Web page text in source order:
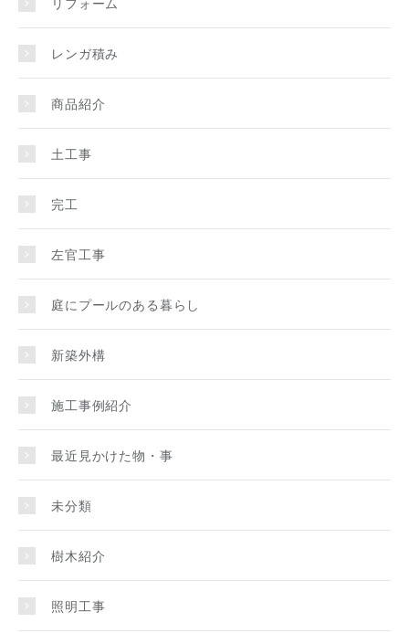
レンガ積み
商品紹介
土工事
完工
左官工事
庭にプールのある暮らし
新築外構
施工事例紹介
最近見かけた物・事
未分類
樹木紹介
照明工事